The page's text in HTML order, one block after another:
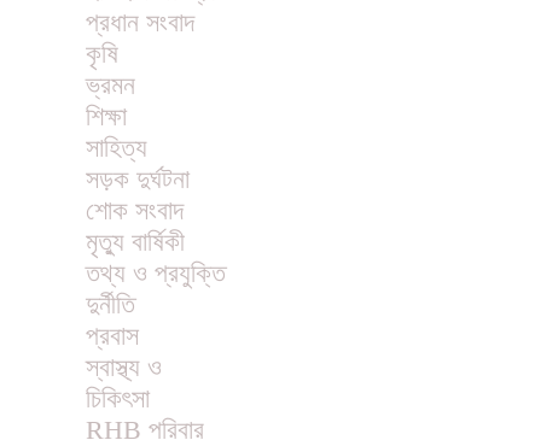
প্রধান সংবাদ
কৃষি
ভ্রমন
শিক্ষা
সাহিত্য
সড়ক দুর্ঘটনা
শোক সংবাদ
মৃত্যু বার্ষিকী
তথ্য ও প্রযুক্তি
দুর্নীতি
প্রবাস
স্বাস্থ্য ও
চিকিৎসা
RHB পরিবার